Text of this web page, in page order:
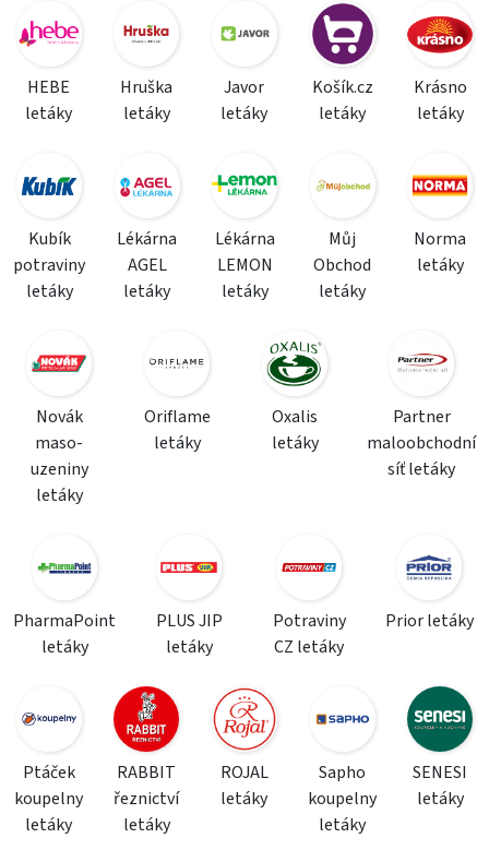
HEBE
letáky
Hruška
letáky
Javor
letáky
Košík.cz
letáky
Krásno
letáky
Kubík
potraviny
letáky
Lékárna
AGEL
letáky
Lékárna
LEMON
letáky
Můj
Obchod
letáky
Norma
letáky
Novák
maso-
uzeniny
letáky
Oriflame
letáky
Oxalis
letáky
Partner
maloobchodní
síť letáky
PharmaPoint
letáky
PLUS JIP
letáky
Potraviny
CZ letáky
Prior letáky
Ptáček
koupelny
letáky
RABBIT
řeznictví
letáky
ROJAL
letáky
Sapho
koupelny
letáky
SENESI
letáky